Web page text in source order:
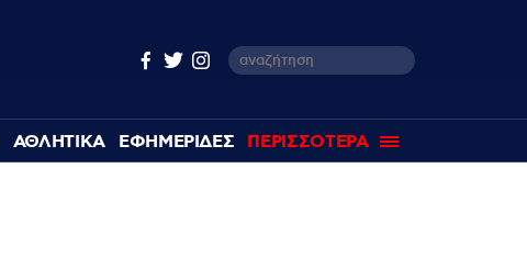
ΑΘΛΗΤΙΚΑ ΕΦΗΜΕΡΙΔΕΣ ΠΕΡΙΣΣΟΤΕΡΑ